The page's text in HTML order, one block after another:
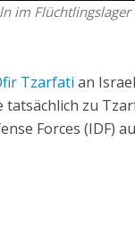
im Flüchtlingslager
Tzarfati an
tatsächlich zu
Forces (IDF)